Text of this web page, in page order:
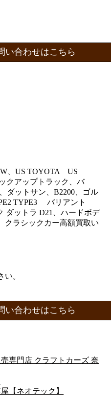
い合わせはこちら
、US TOYOTA US
アップトラック、バ
ダットサン、B2200、ゴル
TYPE3 バリアント
ットラ D21、ハードボデ
ラシックカー高額買取い
。
い合わせはこちら
専門店 クラフトカーズ 奈
【ネオテック】